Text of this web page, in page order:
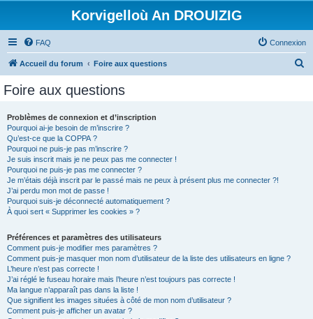
Korvigelloù An DROUIZIG
FAQ Connexion
Accueil du forum Foire aux questions
Foire aux questions
Problèmes de connexion et d’inscription
Pourquoi ai-je besoin de m’inscrire ?
Qu’est-ce que la COPPA ?
Pourquoi ne puis-je pas m’inscrire ?
Je suis inscrit mais je ne peux pas me connecter !
Pourquoi ne puis-je pas me connecter ?
Je m’étais déjà inscrit par le passé mais ne peux à présent plus me connecter ?!
J’ai perdu mon mot de passe !
Pourquoi suis-je déconnecté automatiquement ?
À quoi sert « Supprimer les cookies » ?
Préférences et paramètres des utilisateurs
Comment puis-je modifier mes paramètres ?
Comment puis-je masquer mon nom d’utilisateur de la liste des utilisateurs en ligne ?
L’heure n’est pas correcte !
J’ai réglé le fuseau horaire mais l’heure n’est toujours pas correcte !
Ma langue n’apparaît pas dans la liste !
Que signifient les images situées à côté de mon nom d’utilisateur ?
Comment puis-je afficher un avatar ?